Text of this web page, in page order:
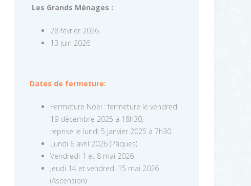
Les Grands Ménages :
28 février 2026
13 juin 2026
Dates de fermeture:
Fermeture Noël : fermeture le vendredi
19 décembre 2025 à 18h30,
reprise le lundi 5 janvier 2025 à 7h30.
Lundi 6 avril 2026 (Pâques)
Vendredi 1 et 8 mai 2026
Jeudi 14 et vendredi 15 mai 2026
(Ascension)